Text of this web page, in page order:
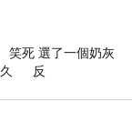
死 選了一個奶灰
久 反